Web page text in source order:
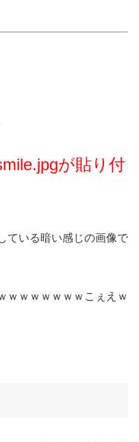
が貼り付
ている暗い感じの画像で
ｗｗｗｗｗｗｗこぇえｗ